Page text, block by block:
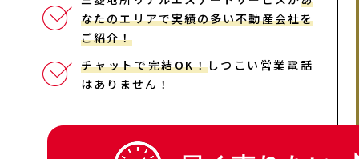
なたのエリアで実績の多い不動産会社を
ご紹介！
チャットで完結OK！しつこい営業電話
はありません！